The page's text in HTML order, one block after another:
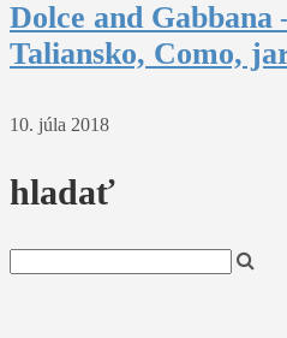
Dolce and Gabbana
Taliansko, Como,
10. júla 2018
hladať